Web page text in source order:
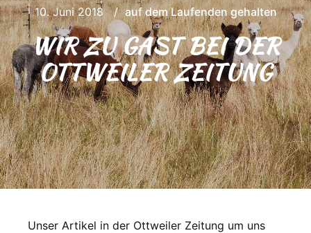
10. Juni 2018 auf dem Laufenden gehalten
WIR ZU GAST BEI DER
OTTWEILER ZEITUNG
Unser Artikel in der Ottweiler Zeitung um uns